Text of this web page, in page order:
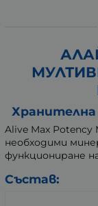
Хранителна
Alive Max Potency
необходими
функциониране
Състав: